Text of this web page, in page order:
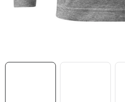
O nás Časté otázky
Doprava a
Obchodní podmínky